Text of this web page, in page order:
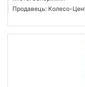
Продавець: Колесо-